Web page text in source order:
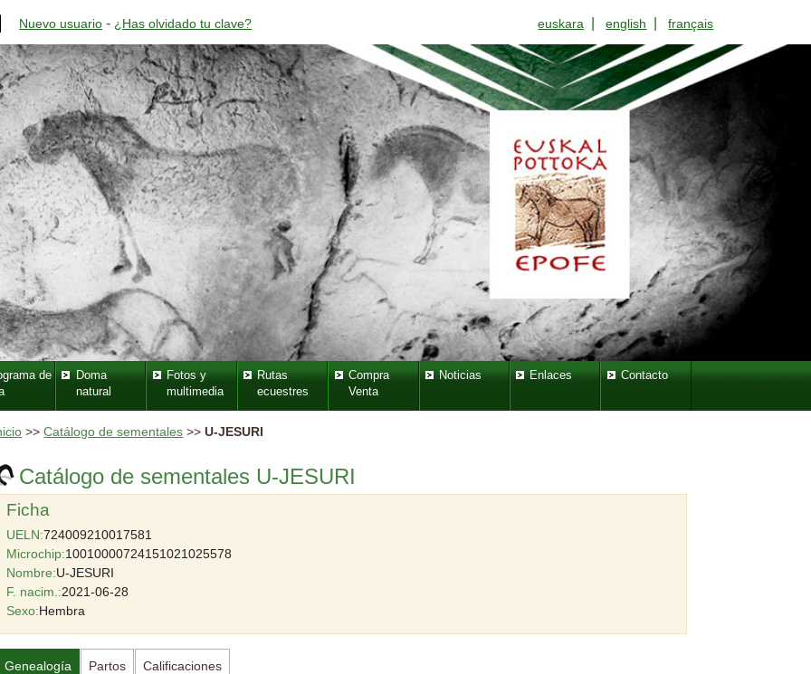
Nuevo usuario - ¿Has olvidado tu clave? euskara |english |français
de
Doma
natural
Fotos y
multimedia
Rutas
ecuestres
Compra
Venta
Noticias Enlaces Contacto
>>Catálogo de sementales >>U-JESURI
Catálogo de sementales U-JESURI
Ficha
UELN:724009210017581
Microchip:10010000724151021025578
Nombre:U-JESURI
F. nacim.:2021-06-28
Sexo:Hembra
Genealogía Partos Calificaciones